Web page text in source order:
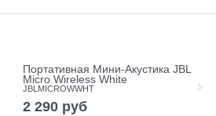
Портативная Мини-Акустика JBL
Micro Wireless White
JBLMICROWWHT
2 290 руб